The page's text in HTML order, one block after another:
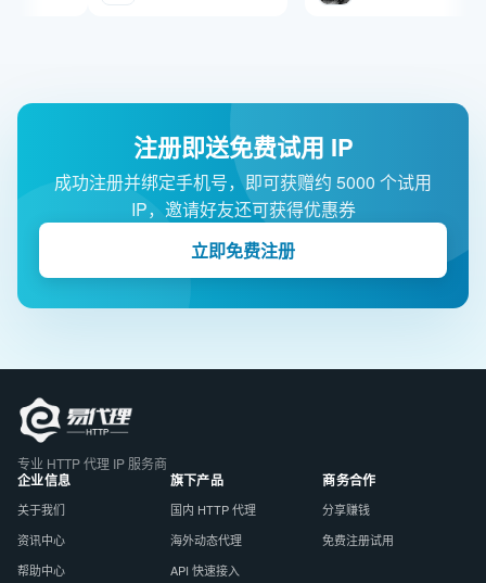
注册即送免费试用 IP
成功注册并绑定手机号，即可获赠约 5000 个试用
IP，邀请好友还可获得优惠券
立即免费注册
专业 HTTP 代理 IP 服务商
企业信息
关于我们
资讯中心
帮助中心
旗下产品
国内 HTTP 代理
海外动态代理
API 快速接入
商务合作
分享赚钱
免费注册试用